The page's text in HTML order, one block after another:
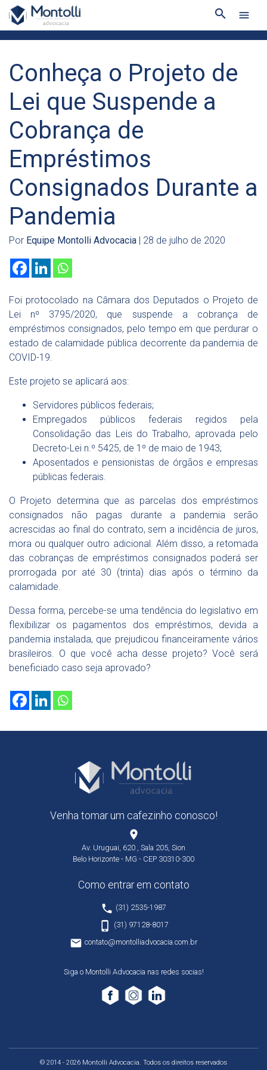
search menu
Conheça o Projeto de
Lei que Suspende a
Cobrança de
Empréstimos
Consignados Durante a
Pandemia
Por Equipe Montolli Advocacia | 28 de julho de 2020
Foi protocolado na Câmara dos Deputados o Projeto de
Lei nº 3795/2020, que suspende a cobrança de
empréstimos consignados, pelo tempo em que perdurar o
estado de calamidade pública decorrente da pandemia de
COVID-19.
Este projeto se aplicará aos:
Servidores públicos federais;
Empregados públicos federais regidos pela
Consolidação das Leis do Trabalho, aprovada pelo
Decreto-Lei n.º 5425, de 1º de maio de 1943;
Aposentados e pensionistas de órgãos e empresas
públicas federais.
O Projeto determina que as parcelas dos empréstimos
consignados não pagas durante a pandemia serão
acrescidas ao final do contrato, sem a incidência de juros,
mora ou qualquer outro adicional. Além disso, a retomada
das cobranças de empréstimos consignados poderá ser
prorrogada por até 30 (trinta) dias após o término da
calamidade.
Dessa forma, percebe-se uma tendência do legislativo em
flexibilizar os pagamentos dos empréstimos, devida a
pandemia instalada, que prejudicou financeiramente vários
brasileiros. O que você acha desse projeto? Você será
beneficiado caso seja aprovado?
Venha tomar um cafezinho conosco!
place
Av. Uruguai, 620 , Sala 205, Sion
Belo Horizonte - MG - CEP 30310-300
Como entrar em contato
phone (31) 2535-1987
phone_iphone (31) 97128-8017
email contato@montolliadvocacia.com.br
Siga o Montolli Advocacia nas redes socias!
© 2014 - 2026 Montolli Advocacia. Todos os direitos reservados